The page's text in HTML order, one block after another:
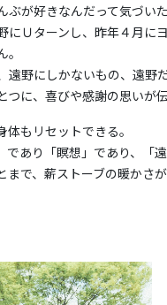
ぶが好きなんだって気づいた
にＵターンし、昨年４月に
遠野にしかないもの、遠野
に、喜びや感謝の思いが伝
もリセットできる。
あり「瞑想」であり、「遠
まで、薪ストーブの暖かさ